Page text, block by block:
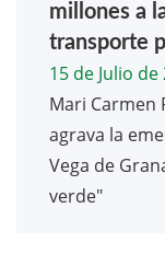
millones a
transporte
15 de Julio de
Mari Carmen
agrava la
Vega de
verde"